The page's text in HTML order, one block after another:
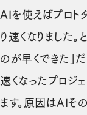
AIを使えばプロト
り速くなりました
のが早くできた」
速くなったプロジ
ます。原因はAIそ